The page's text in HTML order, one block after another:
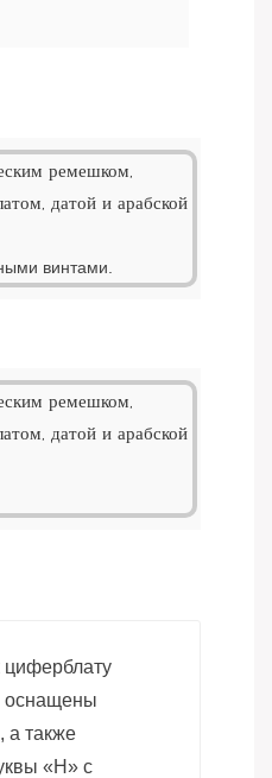
винтами.
циферблату
оснащены
а также
«Н» с